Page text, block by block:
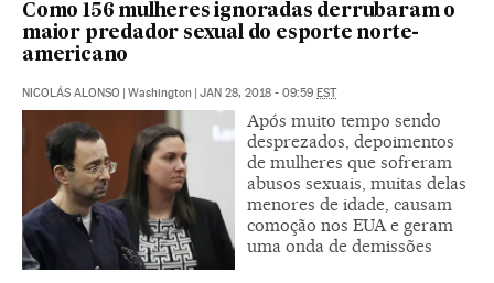
Como 156 mulheres ignoradas derrubaram o
maior predador sexual do esporte norte-
americano
NICOLÁS ALONSO | Washington | JAN 28, 2018 - 09:59 EST
Após muito tempo sendo
desprezados, depoimentos
de mulheres que sofreram
abusos sexuais, muitas delas
menores de idade, causam
comoção nos EUA e geram
uma onda de demissões